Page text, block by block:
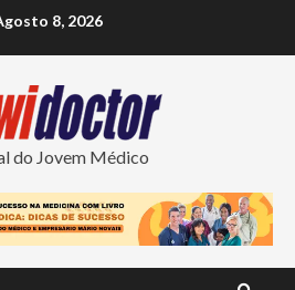
8, 2026
do Jovem Médico